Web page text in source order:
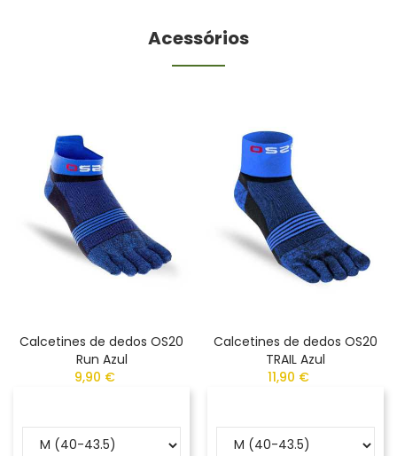
Acessórios
Calcetines de dedos OS20
Run Azul
9,90 €
Calcetines de dedos OS20
TRAIL Azul
11,90 €